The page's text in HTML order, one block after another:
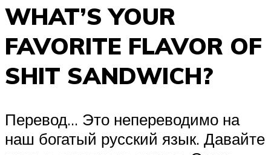
WHAT’S YOUR
FAVORITE FLAVOR OF
SHIT SANDWICH?
Перевод… Это непереводимо на
наш богатый русский язык. Давайте